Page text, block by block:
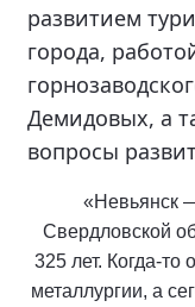
развитием
города,
Демидовых, а
вопросы
«Невьянск
Свердловской
325 лет. Когда-
металлургии, а